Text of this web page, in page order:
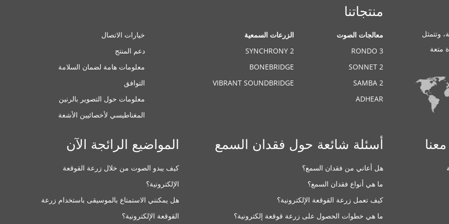
وتتمثل
متعة
منتجاتنا
معالجات الصوت
RONDO 3
SONNET 2
SAMBA 2
ADHEAR
الزرعات السمعية
SYNCHRONY 2
BONEBRIDGE
VIBRANT SOUNDBRIDGE
خيارات الاتصال
دعم المنتج
معلومات هامة لضمان السلامة
التوافق
معلومات حول التصوير بالرنين
المغناطيسي لأخصائيين الأشعة
أسئلة شائعة حول فقدان السمع
هل أعاني من فقدان السمع؟
ما هي أنواع فقدان السمع؟
كيف تعمل زرعة القوقعة الإلكترونية؟
ما هي خطوات الحصول على زرعة قوقعة إلكترونية؟
المواضيع الرائجة الآن
كيف يبدو الصوت من خلال زرعة القوقعة
الإلكترونية؟
هل يمكنني الاستمتاع بالموسيقى باستخدام زرعة
القوقعة الإلكترونية؟